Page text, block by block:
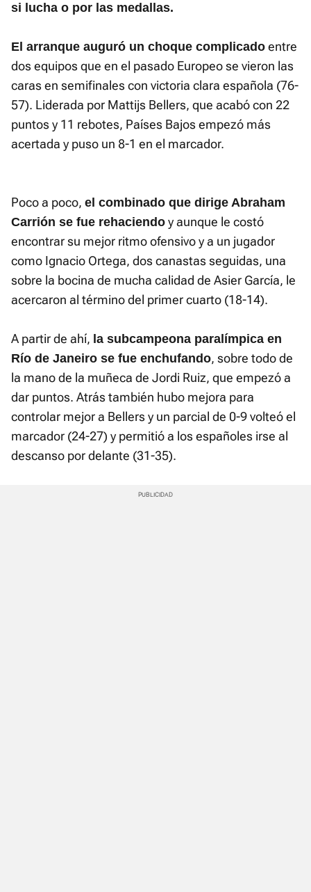
si lucha o por las medallas.
El arranque auguró un choque complicado entre
dos equipos que en el pasado Europeo se vieron las
caras en semifinales con victoria clara española (76-
57). Liderada por Mattijs Bellers, que acabó con 22
puntos y 11 rebotes, Países Bajos empezó más
acertada y puso un 8-1 en el marcador.
Poco a poco, el combinado que dirige Abraham
Carrión se fue rehaciendo y aunque le costó
encontrar su mejor ritmo ofensivo y a un jugador
como Ignacio Ortega, dos canastas seguidas, una
sobre la bocina de mucha calidad de Asier García, le
acercaron al término del primer cuarto (18-14).
A partir de ahí, la subcampeona paralímpica en
Río de Janeiro se fue enchufando, sobre todo de
la mano de la muñeca de Jordi Ruiz, que empezó a
dar puntos. Atrás también hubo mejora para
controlar mejor a Bellers y un parcial de 0-9 volteó el
marcador (24-27) y permitió a los españoles irse al
descanso por delante (31-35).